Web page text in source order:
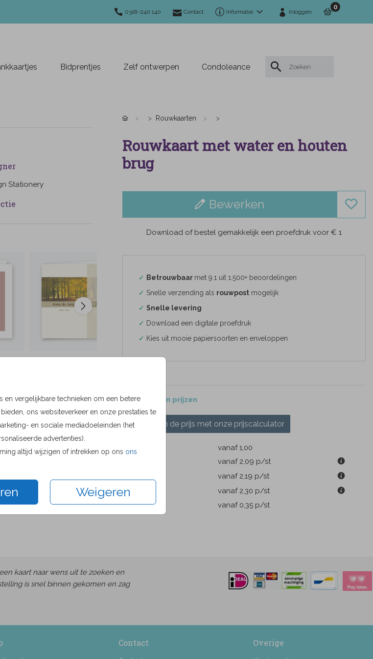
0318-240 140 Contact Informatie Inloggen
0
Bidprentjes Zelf ontwerpen Condoleance
en vergelijkbare technieken om een betere
ons websiteverkeer en onze prestaties te
en sociale mediadoeleinden (het
advertenties).
altijd wijzigen of intrekken op ons ons
Weigeren
Stationery
Rouwkaarten
Rouwkaart met water en houten
brug
Bewerken
Download of bestel gemakkelijk een proefdruk voor € 1
✓ Betrouwbaar met 9.1 uit 1.500+ beoordelingen
✓ Snelle verzending als rouwpostmogelijk
✓ Snelle levering
✓ Download een digitale proefdruk
✓ Kies uit mooie papiersoorten en enveloppen
Formaten en prijzen
Bereken de prijs met onze prijscalculator
vanaf 1,00
vanaf 2,09 p/st
vanaf 2,19 p/st
15 × 15 cm
vanaf 2,30 p/st
Enveloppen
vanaf 0,35 p/st
kaart naar wens uit te zoeken en
is snel binnen gekomen en zag
Contact Overige